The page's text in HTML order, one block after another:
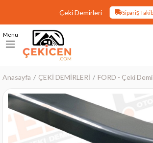
Çeki Demirleri Sipariş
Menu
Anasayfa ÇEKİ DEMİRLERİ FORD - Çeki